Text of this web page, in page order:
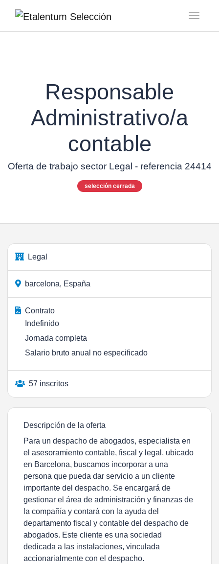
Responsable
Administrativo/a
contable
Oferta de trabajo sector Legal - referencia 24414
selección cerrada
Legal
barcelona, España
Contrato
Indefinido
Jornada completa
Salario bruto anual no especificado
57 inscritos
Descripción de la oferta
Para un despacho de abogados, especialista en
el asesoramiento contable, fiscal y legal, ubicado
en Barcelona, buscamos incorporar a una
persona que pueda dar servicio a un cliente
importante del despacho. Se encargará de
gestionar el área de administración y finanzas de
la compañía y contará con la ayuda del
departamento fiscal y contable del despacho de
abogados. Este cliente es una sociedad
dedicada a las instalaciones, vinculada
accionarialmente con el despacho.